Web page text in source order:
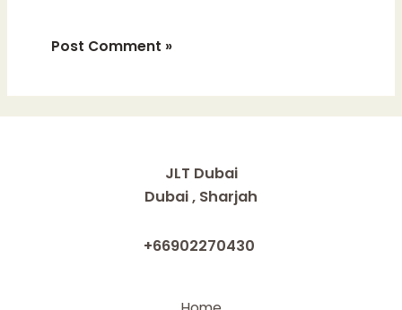
JLT Dubai
Dubai , Sharjah
+66902270430